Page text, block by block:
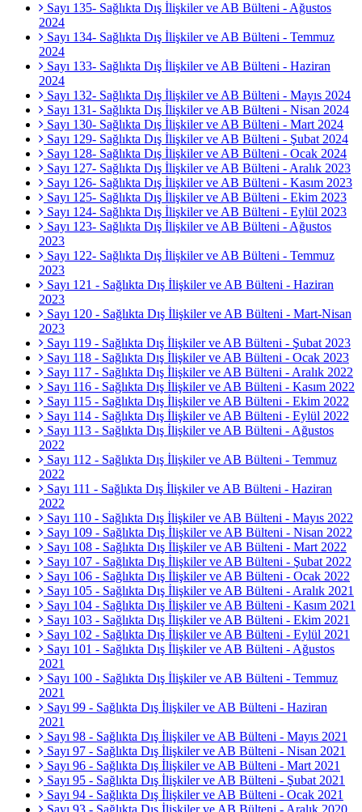
Sayı 135- Sağlıkta Dış İlişkiler ve AB Bülteni - Ağustos
2024
Sayı 134- Sağlıkta Dış İlişkiler ve AB Bülteni - Temmuz
2024
Sayı 133- Sağlıkta Dış İlişkiler ve AB Bülteni - Haziran
2024
Sayı 132- Sağlıkta Dış İlişkiler ve AB Bülteni - Mayıs 2024
Sayı 131- Sağlıkta Dış İlişkiler ve AB Bülteni - Nisan 2024
Sayı 130- Sağlıkta Dış İlişkiler ve AB Bülteni - Mart 2024
Sayı 129- Sağlıkta Dış İlişkiler ve AB Bülteni - Şubat 2024
Sayı 128- Sağlıkta Dış İlişkiler ve AB Bülteni - Ocak 2024
Sayı 127- Sağlıkta Dış İlişkiler ve AB Bülteni - Aralık 2023
Sayı 126- Sağlıkta Dış İlişkiler ve AB Bülteni - Kasım 2023
Sayı 125- Sağlıkta Dış İlişkiler ve AB Bülteni - Ekim 2023
Sayı 124- Sağlıkta Dış İlişkiler ve AB Bülteni - Eylül 2023
Sayı 123- Sağlıkta Dış İlişkiler ve AB Bülteni - Ağustos
2023
Sayı 122- Sağlıkta Dış İlişkiler ve AB Bülteni - Temmuz
2023
Sayı 121 - Sağlıkta Dış İlişkiler ve AB Bülteni - Haziran
2023
Sayı 120 - Sağlıkta Dış İlişkiler ve AB Bülteni - Mart-Nisan
2023
Sayı 119 - Sağlıkta Dış İlişkiler ve AB Bülteni - Şubat 2023
Sayı 118 - Sağlıkta Dış İlişkiler ve AB Bülteni - Ocak 2023
Sayı 117 - Sağlıkta Dış İlişkiler ve AB Bülteni - Aralık 2022
Sayı 116 - Sağlıkta Dış İlişkiler ve AB Bülteni - Kasım 2022
Sayı 115 - Sağlıkta Dış İlişkiler ve AB Bülteni - Ekim 2022
Sayı 114 - Sağlıkta Dış İlişkiler ve AB Bülteni - Eylül 2022
Sayı 113 - Sağlıkta Dış İlişkiler ve AB Bülteni - Ağustos
2022
Sayı 112 - Sağlıkta Dış İlişkiler ve AB Bülteni - Temmuz
2022
Sayı 111 - Sağlıkta Dış İlişkiler ve AB Bülteni - Haziran
2022
Sayı 110 - Sağlıkta Dış İlişkiler ve AB Bülteni - Mayıs 2022
Sayı 109 - Sağlıkta Dış İlişkiler ve AB Bülteni - Nisan 2022
Sayı 108 - Sağlıkta Dış İlişkiler ve AB Bülteni - Mart 2022
Sayı 107 - Sağlıkta Dış İlişkiler ve AB Bülteni - Şubat 2022
Sayı 106 - Sağlıkta Dış İlişkiler ve AB Bülteni - Ocak 2022
Sayı 105 - Sağlıkta Dış İlişkiler ve AB Bülteni - Aralık 2021
Sayı 104 - Sağlıkta Dış İlişkiler ve AB Bülteni - Kasım 2021
Sayı 103 - Sağlıkta Dış İlişkiler ve AB Bülteni - Ekim 2021
Sayı 102 - Sağlıkta Dış İlişkiler ve AB Bülteni - Eylül 2021
Sayı 101 - Sağlıkta Dış İlişkiler ve AB Bülteni - Ağustos
2021
Sayı 100 - Sağlıkta Dış İlişkiler ve AB Bülteni - Temmuz
2021
Sayı 99 - Sağlıkta Dış İlişkiler ve AB Bülteni - Haziran
2021
Sayı 98 - Sağlıkta Dış İlişkiler ve AB Bülteni - Mayıs 2021
Sayı 97 - Sağlıkta Dış İlişkiler ve AB Bülteni - Nisan 2021
Sayı 96 - Sağlıkta Dış İlişkiler ve AB Bülteni - Mart 2021
Sayı 95 - Sağlıkta Dış İlişkiler ve AB Bülteni - Şubat 2021
Sayı 94 - Sağlıkta Dış İlişkiler ve AB Bülteni - Ocak 2021
Sayı 93 - Sağlıkta Dış İlişkiler ve AB Bülteni - Aralık 2020